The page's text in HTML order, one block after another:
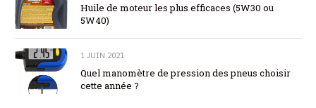
Huile de moteur les plus efficaces (5W30 ou
5W40)
1 JUIN 2021
Quel manomètre de pression des pneus choisir
cette année ?